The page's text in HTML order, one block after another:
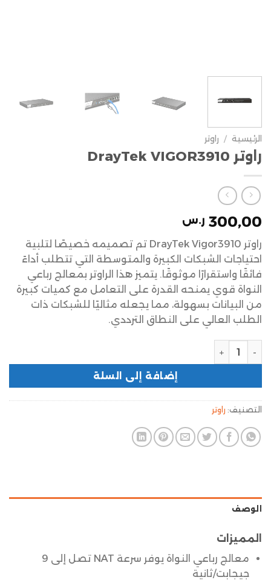
الرئيسية / راوتر
راوتر DrayTek VIGOR3910
300,00 ر.س
راوتر DrayTek Vigor3910 تم تصميمه خصيصًا لتلبية
احتياجات الشبكات الكبيرة والمتوسطة التي تتطلب أداءً
فائقًا واستقرارًا موثوقًا. يتميز هذا الراوتر بمعالج رباعي
النواة قوي يمنحه القدرة على التعامل مع كميات كبيرة
من البيانات بسهولة، مما يجعله مثاليًا للشبكات ذات
الطلب العالي على النطاق الترددي.
إضافة إلى السلة
التصنيف: راوتر
الوصف
المميزات
معالج رباعي النواة يوفر سرعة NAT تصل إلى 9
جيجابت/ثانية